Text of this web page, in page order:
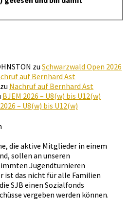
zu Schwarzwald Open 2026
auf Bernhard Ast
zu Nachruf auf Bernhard Ast
BJEM 2026 – U8(w) bis U12(w)
– U8(w) bis U12(w)
die aktive Mitglieder in einem
sollen an unseren
Jugendturnieren
ist das nicht für alle Familien
SJB einen Sozialfonds
vergeben werden können.